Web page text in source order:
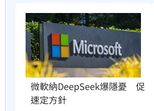
微軟納DeepSeek爆隱憂　促
速定方針